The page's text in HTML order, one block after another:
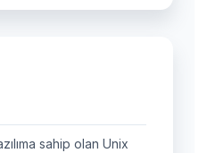
sahip olan Unix